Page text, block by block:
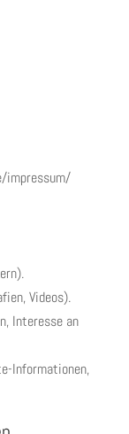
impressum/
Videos).
Interesse an
Informationen,